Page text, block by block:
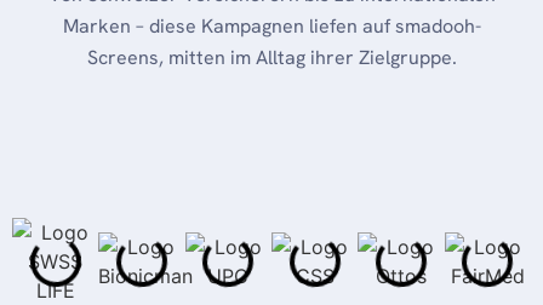
Marken – diese Kampagnen liefen auf smadooh-
Screens, mitten im Alltag ihrer Zielgruppe.